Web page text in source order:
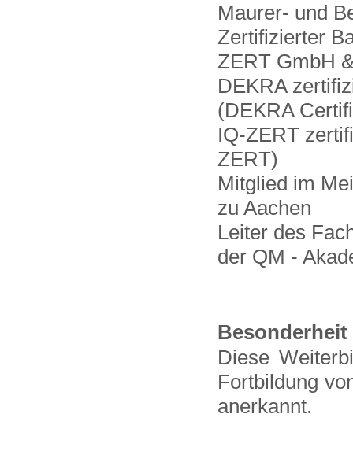
Maurer- und
Zertifizierter
ZERT GmbH
DEKRA
(DEKRA
IQ-ZERT
ZERT)
Mitglied im
zu Aachen
Leiter des
der QM -
Besonderheit
Diese
Fortbildung
anerkannt.